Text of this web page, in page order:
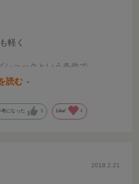
軽く
ショックという条件で
もタイヤも滑らかに動くし
読む
考になった 3 Like! 4
2018.2.21